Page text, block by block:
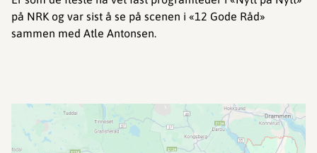
på NRK og var sist å se på scenen i «12 Gode Råd»
sammen med Atle Antonsen.